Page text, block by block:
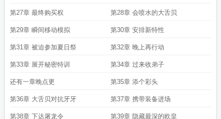
第27章 最终购买权 第28章 会喷水的大舌贝
第29章 瞬间移动模拟 第30章 安排新特性
第31章 被迫参加夏日祭 第32章 晚上再行动
第33章 展开秘密特训 第34章 过来收弟子
还有一章晚点更 第35章 添个彩头
第36章 大舌贝对抗牙牙 第37章 携带装备进场
第38章 下达屠龙令 第39章 隐藏最深的欧皇